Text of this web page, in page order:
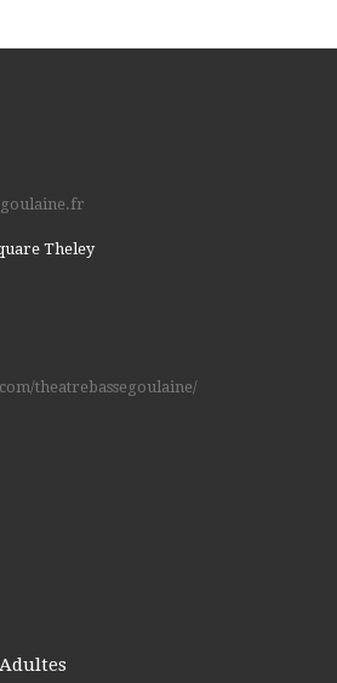
goulaine.fr
Theley
theatrebassegoulaine/